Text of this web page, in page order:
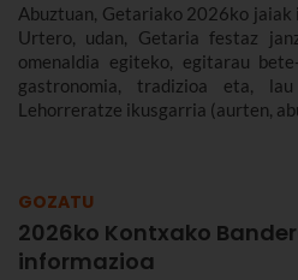
Abuztuan, Getariako 2026ko
Urtero, udan, Getaria festaz
omenaldia egiteko, egitarau
gastronomia, tradizioa eta,
Lehorreratze ikusgarria (aurten,
GOZATU
2026ko Kontxako
informazioa